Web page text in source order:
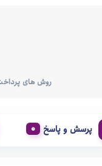
روش های
پرسش و پاسخ